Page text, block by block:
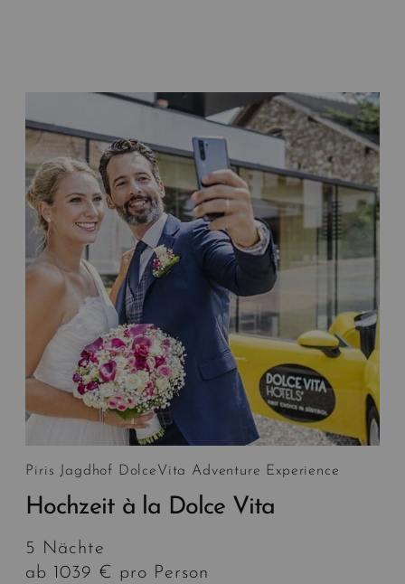
Piris Jagdhof DolceVita Adventure Experience
Hochzeit à la Dolce Vita
5 Nächte
ab 1039 € pro Person